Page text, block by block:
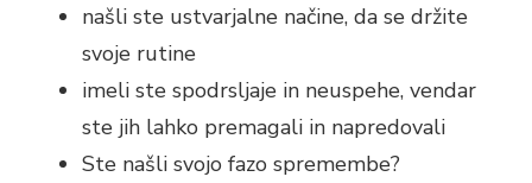
našli ste ustvarjalne načine, da se držite
svoje rutine
imeli ste spodrsljaje in neuspehe, vendar
ste jih lahko premagali in napredovali
Ste našli svojo fazo spremembe?